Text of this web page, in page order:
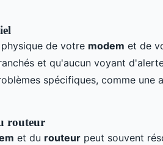
de votre modem et de
et qu'aucun voyant
spécifiques, comme une
routeur
et du routeur peut souvent